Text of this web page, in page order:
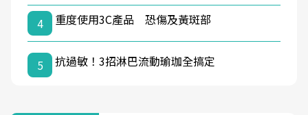
4
重度使用3C產品 恐傷及黃斑部
5 抗過敏！3招淋巴流動瑜珈全搞定